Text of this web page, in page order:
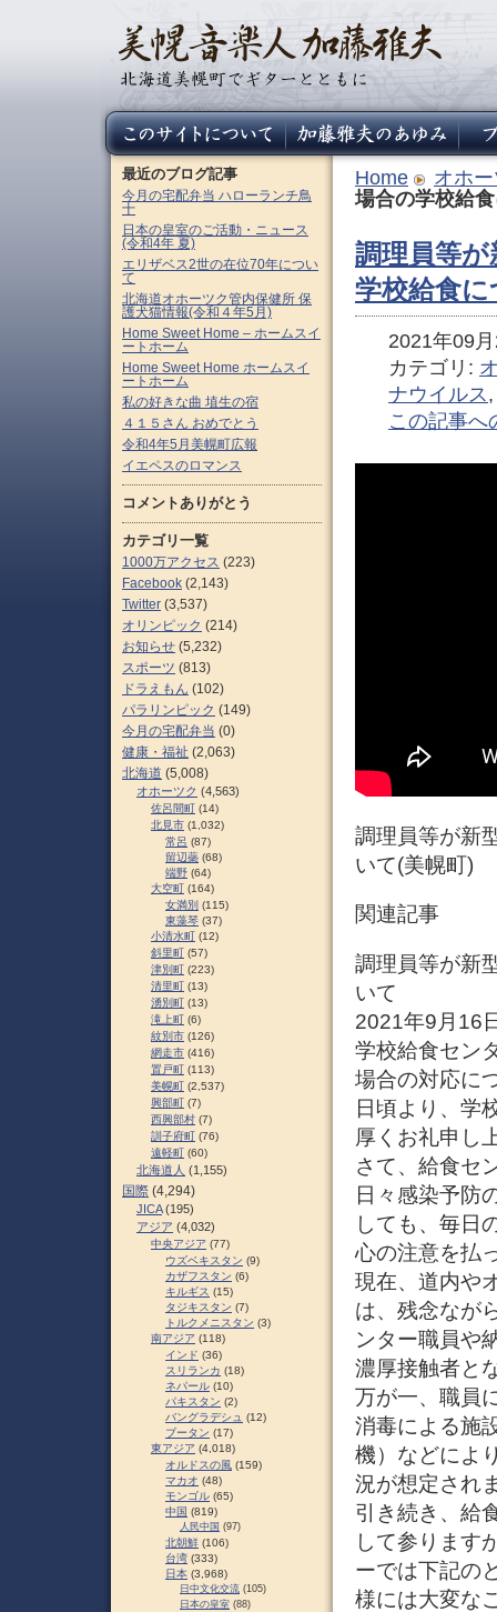
Home
オホ
場合の学校給
調理員等
学校給食
2021年09
カテゴリ:
ナウイルス
この記事へ
調理員等が新
いて(美幌町)
関連記事
調理員等が新
いて
2021年9月16
学校給食セン
場合の対応に
日頃より、学
厚くお礼申し
さて、給食セ
日々感染予防
しても、毎日
心の注意を払
現在、道内や
は、残念なが
ンター職員や
濃厚接触者と
万が一、職員
消毒による施
機）などによ
況が想定され
引き続き、給
して参ります
ーでは下記の
様には大変な
最近のブログ記事
今月の宅配弁当 ハローランチ鳥
十
日本の皇室のご活動・ニュース
(令和4年 夏)
エリザベス2世の在位70年につい
て
北海道オホーツク管内保健所 保
護犬猫情報(令和４年5月)
Home Sweet Home – ホームスイ
ートホーム
Home Sweet Home ホームスイ
ートホーム
私の好きな曲 埴生の宿
４１５さん おめでとう
令和4年5月美幌町広報
イエペスのロマンス
コメントありがとう
カテゴリ一覧
1000万アクセス (223)
Facebook (2,143)
Twitter (3,537)
オリンピック (214)
お知らせ (5,232)
スポーツ (813)
ドラえもん (102)
パラリンピック (149)
今月の宅配弁当 (0)
健康・福祉 (2,063)
北海道 (5,008)
オホーツク (4,563)
佐呂間町 (14)
北見市 (1,032)
常呂 (87)
留辺蘂 (68)
端野 (64)
大空町 (164)
女満別 (115)
東藻琴 (37)
小清水町 (12)
斜里町 (57)
津別町 (223)
清里町 (13)
湧別町 (13)
滝上町 (6)
紋別市 (126)
網走市 (416)
置戸町 (113)
美幌町 (2,537)
興部町 (7)
西興部村 (7)
訓子府町 (76)
遠軽町 (60)
北海道人 (1,155)
国際 (4,294)
JICA(195)
アジア (4,032)
中央アジア (77)
ウズベキスタン (9)
カザフスタン (6)
キルギス (15)
タジキスタン (7)
トルクメニスタン (3)
南アジア (118)
インド (36)
スリランカ (18)
ネパール (10)
パキスタン (2)
バングラデシュ (12)
ブータン (17)
東アジア (4,018)
オルドスの風 (159)
マカオ (48)
モンゴル (65)
中国 (819)
人民中国 (97)
北朝鮮 (106)
台湾 (333)
日本 (3,968)
日中文化交流 (105)
日本の皇室 (88)